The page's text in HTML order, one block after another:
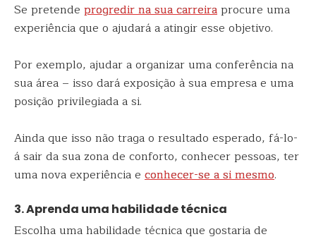
Se pretende progredir na sua carreiraprocure uma
experiência que o ajudará a atingir esse objetivo.
Por exemplo, ajudar a organizar uma conferência na
sua área – isso dará exposição à sua empresa e uma
posição privilegiada a si.
Ainda que isso não traga o resultado esperado, fá-lo-
á sair da sua zona de conforto, conhecer pessoas, ter
uma nova experiência e conhecer-se a si mesmo.
3. Aprenda uma habilidade técnica
Escolha uma habilidade técnica que gostaria de